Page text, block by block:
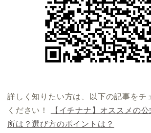
詳しく知りたい方は、以下の記事をチ
ください！
【イチナナ】オススメの
所は？選び方のポイントは？